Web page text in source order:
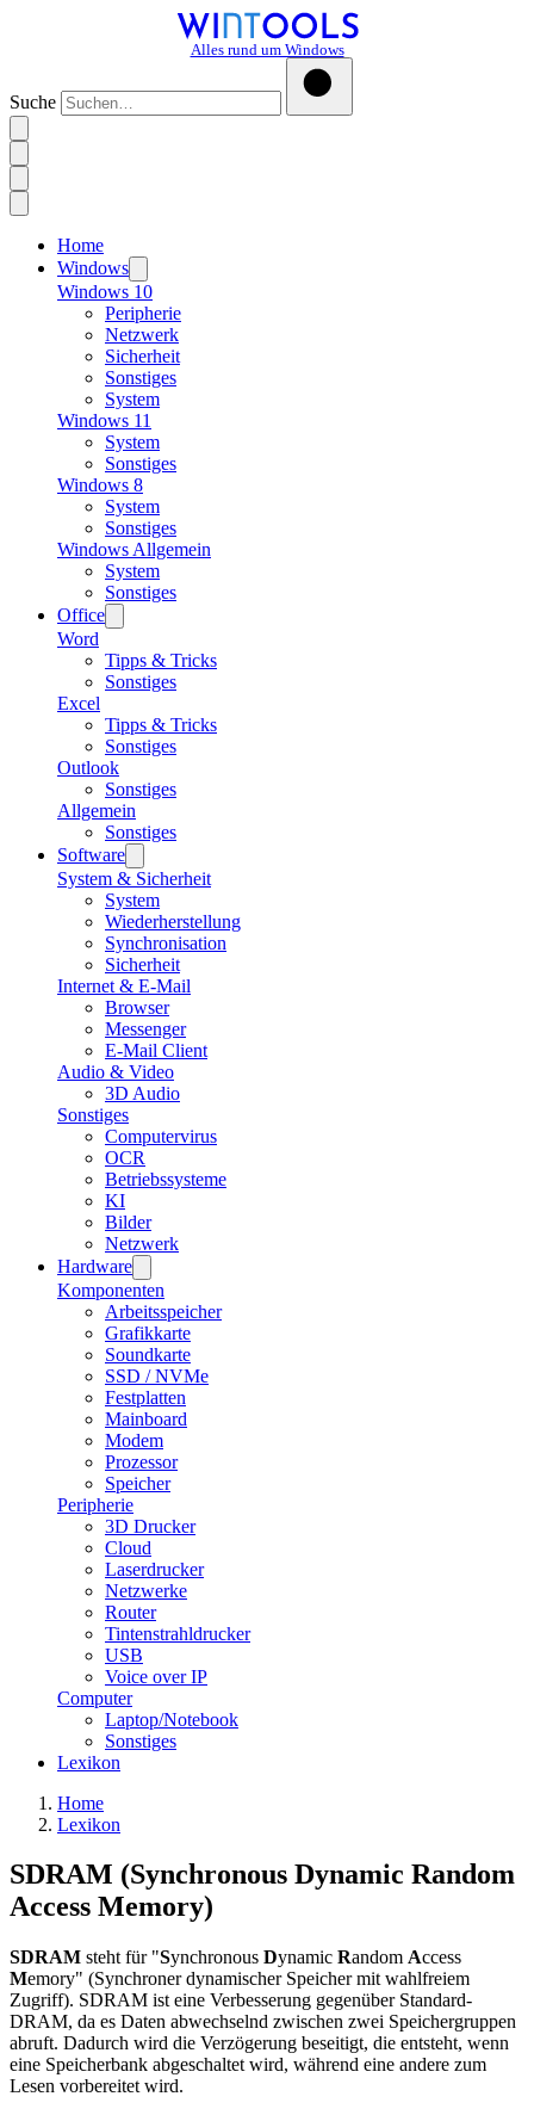
Alles rund um Windows
Suche
Home
Windows
Windows 10
Peripherie
Netzwerk
Sicherheit
Sonstiges
System
Windows 11
System
Sonstiges
Windows 8
System
Sonstiges
Windows Allgemein
System
Sonstiges
Office
Word
Tipps & Tricks
Sonstiges
Excel
Tipps & Tricks
Sonstiges
Outlook
Sonstiges
Allgemein
Sonstiges
Software
System & Sicherheit
System
Wiederherstellung
Synchronisation
Sicherheit
Internet & E-Mail
Browser
Messenger
E-Mail Client
Audio & Video
3D Audio
Sonstiges
Computervirus
OCR
Betriebssysteme
KI
Bilder
Netzwerk
Hardware
Komponenten
Arbeitsspeicher
Grafikkarte
Soundkarte
SSD / NVMe
Festplatten
Mainboard
Modem
Prozessor
Speicher
Peripherie
3D Drucker
Cloud
Laserdrucker
Netzwerke
Router
Tintenstrahldrucker
USB
Voice over IP
Computer
Laptop/Notebook
Sonstiges
Lexikon
Home
Lexikon
SDRAM (Synchronous Dynamic Random
Access Memory)
SDRAM steht für "Synchronous Dynamic Random Access
Memory" (Synchroner dynamischer Speicher mit wahlfreiem
Zugriff). SDRAM ist eine Verbesserung gegenüber Standard-
DRAM, da es Daten abwechselnd zwischen zwei Speichergruppen
abruft. Dadurch wird die Verzögerung beseitigt, die entsteht, wenn
eine Speicherbank abgeschaltet wird, während eine andere zum
Lesen vorbereitet wird.